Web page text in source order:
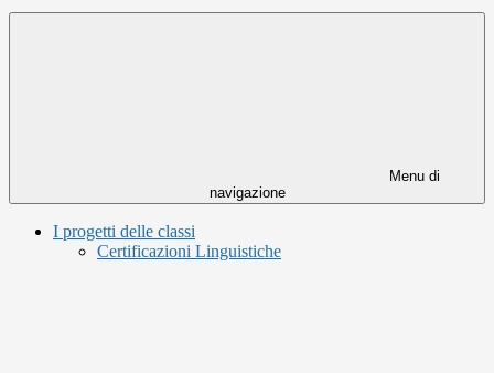
Menu di
navigazione
I progetti delle classi
Certificazioni Linguistiche